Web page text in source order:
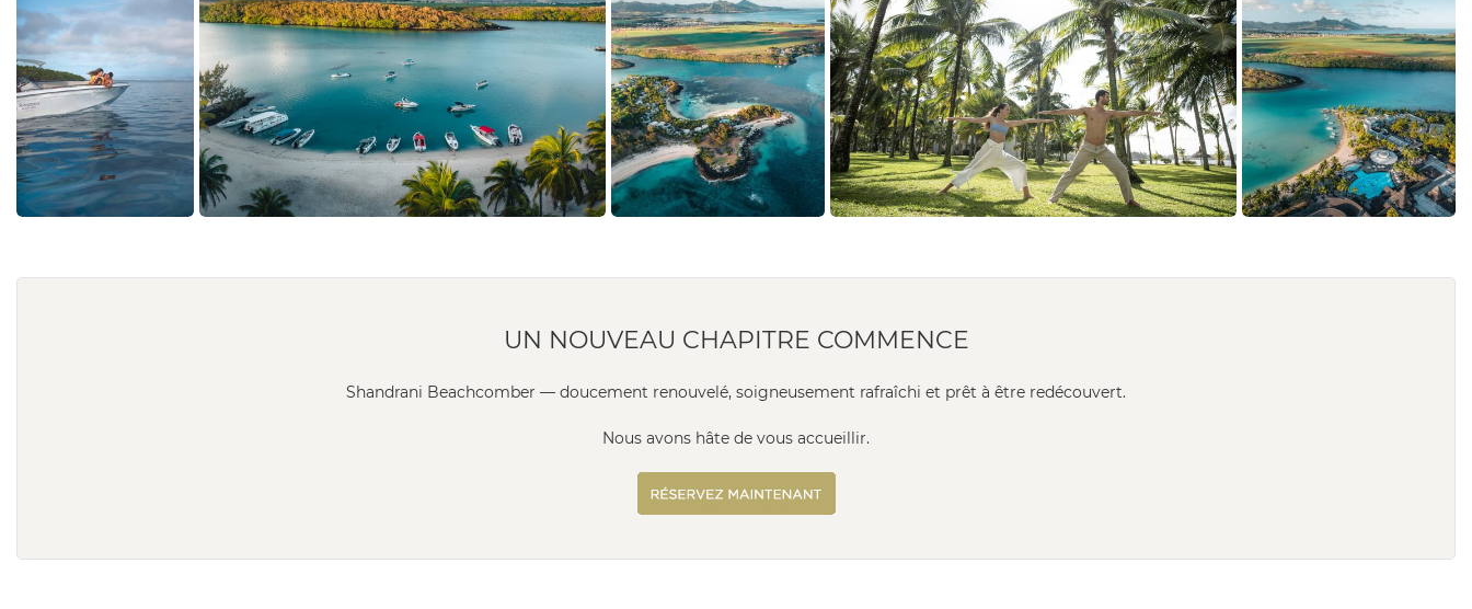
Campagne 2024
Shandrani
Beachcomber
Aerial View Aerial View Campagne 2024 Shandrani Beachcomber Aerial View
UN NOUVEAU CHAPITRE COMMENCE
Shandrani Beachcomber — doucement renouvelé, soigneusement rafraîchi et prêt à être redécouvert.
Nous avons hâte de vous accueillir.